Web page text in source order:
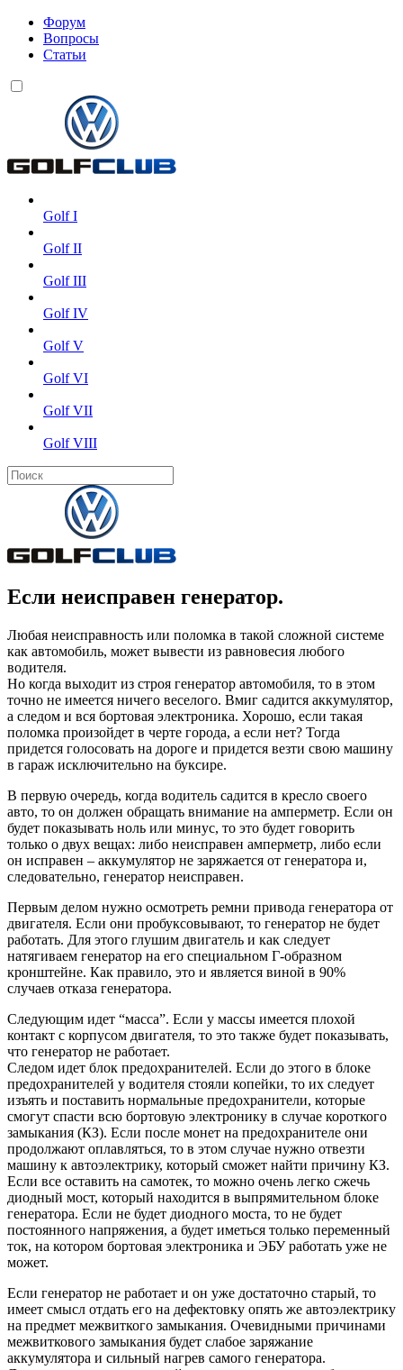
Форум
Вопросы
Статьи
Golf I
Golf II
Golf III
Golf IV
Golf V
Golf VI
Golf VII
Golf VIII
Если неисправен генератор.
Любая неисправность или поломка в такой сложной системе
как автомобиль, может вывести из равновесия любого
водителя.
Но когда выходит из строя генератор автомобиля, то в этом
точно не имеется ничего веселого. Вмиг садится аккумулятор,
а следом и вся бортовая электроника. Хорошо, если такая
поломка произойдет в черте города, а если нет? Тогда
придется голосовать на дороге и придется везти свою машину
в гараж исключительно на буксире.
В первую очередь, когда водитель садится в кресло своего
авто, то он должен обращать внимание на амперметр. Если он
будет показывать ноль или минус, то это будет говорить
только о двух вещах: либо неисправен амперметр, либо если
он исправен – аккумулятор не заряжается от генератора и,
следовательно, генератор неисправен.
Первым делом нужно осмотреть ремни привода генератора от
двигателя. Если они пробуксовывают, то генератор не будет
работать. Для этого глушим двигатель и как следует
натягиваем генератор на его специальном Г-образном
кронштейне. Как правило, это и является виной в 90%
случаев отказа генератора.
Следующим идет “масса”. Если у массы имеется плохой
контакт с корпусом двигателя, то это также будет показывать,
что генератор не работает.
Следом идет блок предохранителей. Если до этого в блоке
предохранителей у водителя стояли копейки, то их следует
изъять и поставить нормальные предохранители, которые
смогут спасти всю бортовую электронику в случае короткого
замыкания (КЗ). Если после монет на предохранителе они
продолжают оплавляться, то в этом случае нужно отвезти
машину к автоэлектрику, который сможет найти причину КЗ.
Если все оставить на самотек, то можно очень легко сжечь
диодный мост, который находится в выпрямительном блоке
генератора. Если не будет диодного моста, то не будет
постоянного напряжения, а будет иметься только переменный
ток, на котором бортовая электроника и ЭБУ работать уже не
может.
Если генератор не работает и он уже достаточно старый, то
имеет смысл отдать его на дефектовку опять же автоэлектрику
на предмет межвиткого замыкания. Очевидными причинами
межвиткового замыкания будет слабое заряжание
аккумулятора и сильный нагрев самого генератора.